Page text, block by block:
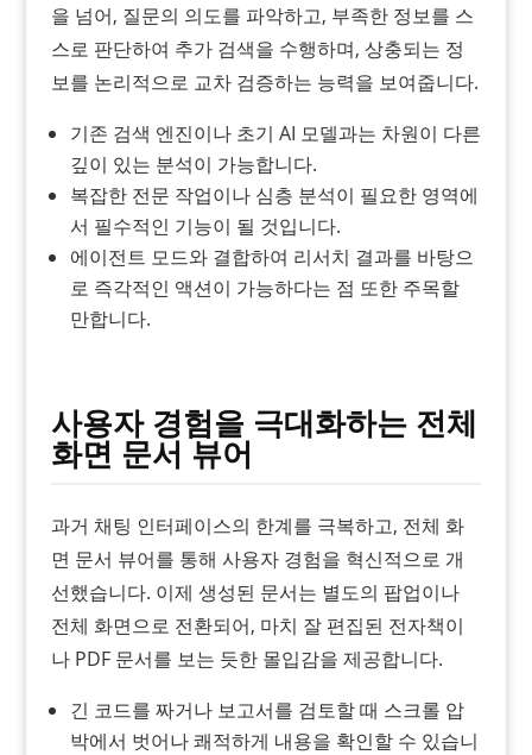
을 넘어, 질문의 의도를 파악하고, 부족한 정보를 스
스로 판단하여 추가 검색을 수행하며, 상충되는 정
보를 논리적으로 교차 검증하는 능력을 보여줍니다.
기존 검색 엔진이나 초기 AI 모델과는 차원이 다른
깊이 있는 분석이 가능합니다.
복잡한 전문 작업이나 심층 분석이 필요한 영역에
서 필수적인 기능이 될 것입니다.
에이전트 모드와 결합하여 리서치 결과를 바탕으
로 즉각적인 액션이 가능하다는 점 또한 주목할
만합니다.
사용자 경험을 극대화하는 전체
화면 문서 뷰어
과거 채팅 인터페이스의 한계를 극복하고, 전체 화
면 문서 뷰어를 통해 사용자 경험을 혁신적으로 개
선했습니다. 이제 생성된 문서는 별도의 팝업이나
전체 화면으로 전환되어, 마치 잘 편집된 전자책이
나 PDF 문서를 보는 듯한 몰입감을 제공합니다.
긴 코드를 짜거나 보고서를 검토할 때 스크롤 압
박에서 벗어나 쾌적하게 내용을 확인할 수 있습니